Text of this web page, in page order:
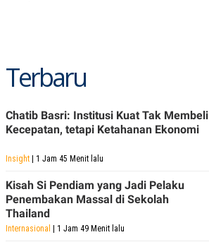
Terbaru
Chatib Basri: Institusi Kuat Tak Membeli
Kecepatan, tetapi Ketahanan Ekonomi
Insight | 1 Jam 45 Menit lalu
Kisah Si Pendiam yang Jadi Pelaku
Penembakan Massal di Sekolah
Thailand
Internasional | 1 Jam 49 Menit lalu